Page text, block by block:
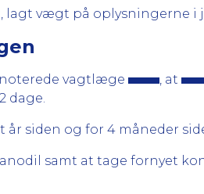
vægt på oplysningerne i
noterede vagtlæge , at
dage.
siden og for 4 måneder
samt at tage fornyet